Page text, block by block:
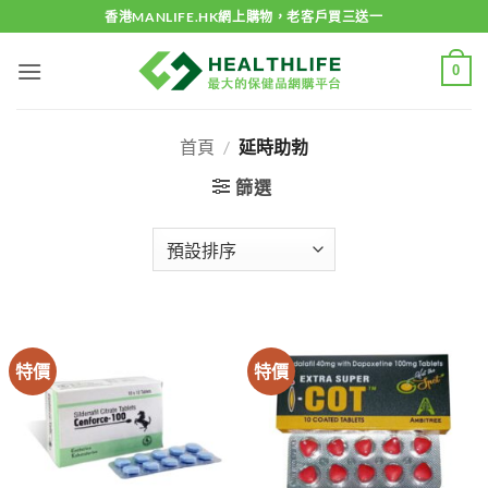
to
content
香港MANLIFE.HK網上購物，老客戶買三送一
0
首頁 / 延時助勃
篩選
特價 特價